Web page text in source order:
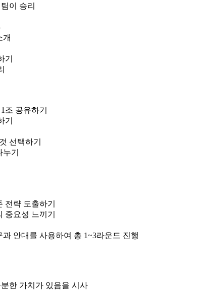
이 승리
개
기
조 공유하기
기
선택하기
기
전략 도출하기
중요성 느끼기
안대를 사용하여 총 1~3라운드 진행
한 가치가 있음을 시사